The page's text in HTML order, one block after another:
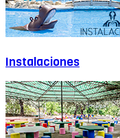
Instalaciones